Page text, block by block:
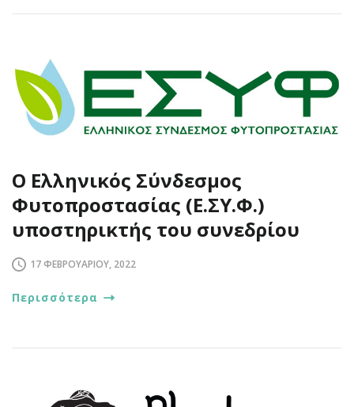
Ο Ελληνικός Σύνδεσμος
Φυτοπροστασίας (Ε.ΣΥ.Φ.)
υποστηρικτής του συνεδρίου
17 ΦΕΒΡΟΥΑΡΊΟΥ, 2022
Περισσότερα